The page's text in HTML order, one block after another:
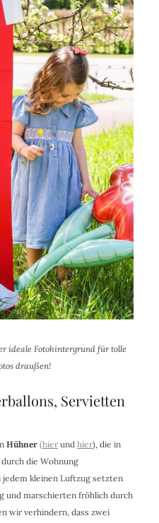
ideale Fotohintergrund für tolle
draußen!
Servietten
Hühner (hierund hier), die in
die Wohnung
jedem kleinen Luftzug setzten
und marschierten fröhlich durch
wir verhindern, dass zwei